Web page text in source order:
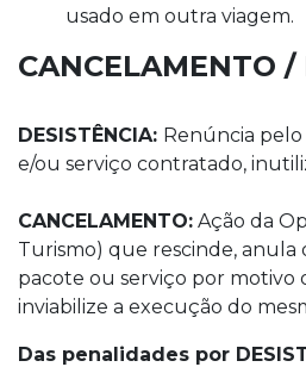
usado em outra viagem.
CANCELAMENTO /
DESISTÊNCIA: Renúncia pelo
e/ou serviço contratado,
CANCELAMENTO: Ação da
Turismo) que rescinde, anula
pacote ou serviço por motivo
inviabilize a execução do
Das penalidades por